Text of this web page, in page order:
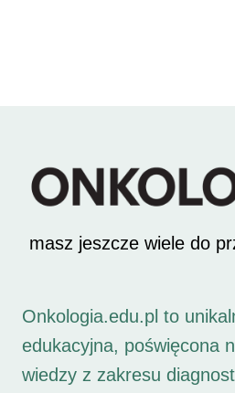
masz jeszcze wiele do
Onkologia.edu.pl to
edukacyjna, poświęcona
wiedzy z zakresu